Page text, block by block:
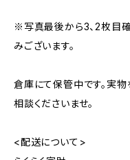
※写真最後から3、2枚目確
みございます。
倉庫にて保管中です。実
相談くださいませ。
<配送について>